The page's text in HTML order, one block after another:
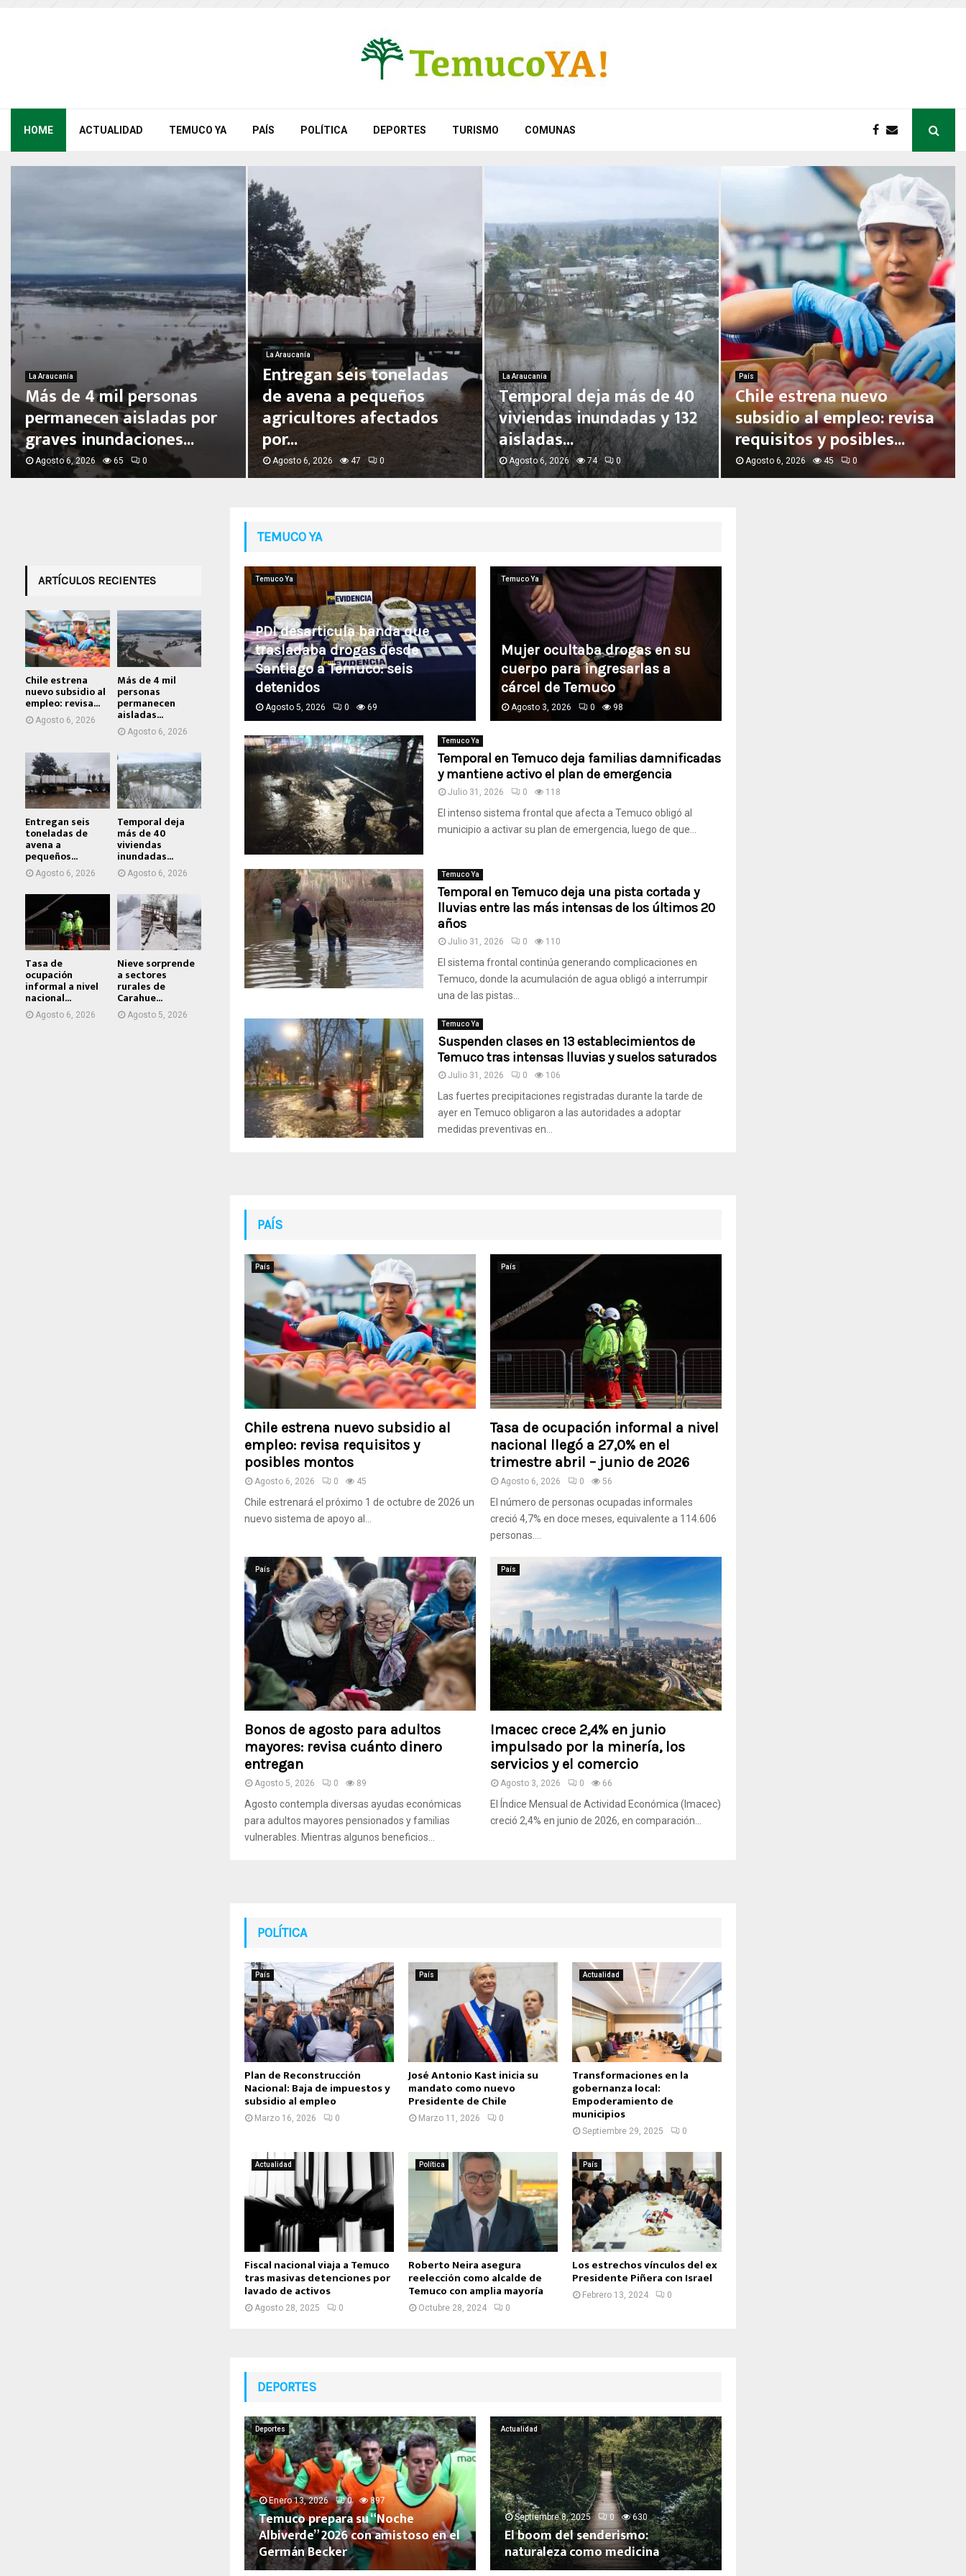
HOME ACTUALIDAD TEMUCO YA PAÍS POLÍTICA DEPORTES TURISMO COMUNAS
La Araucanía
Más de 4 mil personas
permanecen aisladas por
graves inundaciones...
Agosto 6, 2026 65 0
La Araucanía
Entregan seis toneladas
de avena a pequeños
agricultores afectados
por...
Agosto 6, 2026 47 0
La Araucanía
Temporal deja más de 40
viviendas inundadas y 132
aisladas...
Agosto 6, 2026 74 0
País
Chile estrena nuevo
subsidio al empleo: revisa
requisitos y posibles...
Agosto 6, 2026 45 0
TEMUCO YA
Temuco Ya
PDI desarticula banda que
trasladaba drogas desde
Santiago a Temuco: seis
detenidos
Agosto 5, 2026 0 69
Temuco Ya
Mujer ocultaba drogas en su
cuerpo para ingresarlas a
cárcel de Temuco
Agosto 3, 2026 0 98
Temuco Ya
Temporal en Temuco deja familias damnificadas
y mantiene activo el plan de emergencia
Julio 31, 2026 0 118
El intenso sistema frontal que afecta a Temuco obligó al
municipio a activar su plan de emergencia, luego de que...
Temuco Ya
Temporal en Temuco deja una pista cortada y
lluvias entre las más intensas de los últimos 20
años
Julio 31, 2026 0 110
El sistema frontal continúa generando complicaciones en
Temuco, donde la acumulación de agua obligó a interrumpir
una de las pistas...
Temuco Ya
Suspenden clases en 13 establecimientos de
Temuco tras intensas lluvias y suelos saturados
Julio 31, 2026 0 106
Las fuertes precipitaciones registradas durante la tarde de
ayer en Temuco obligaron a las autoridades a adoptar
medidas preventivas en...
PAÍS
País
Chile estrena nuevo subsidio al
empleo: revisa requisitos y
posibles montos
Agosto 6, 2026 0 45
Chile estrenará el próximo 1 de octubre de 2026 un
nuevo sistema de apoyo al...
País
Tasa de ocupación informal a nivel
nacional llegó a 27,0% en el
trimestre abril – junio de 2026
Agosto 6, 2026 0 56
El número de personas ocupadas informales
creció 4,7% en doce meses, equivalente a 114.606
personas....
País
Bonos de agosto para adultos
mayores: revisa cuánto dinero
entregan
Agosto 5, 2026 0 89
Agosto contempla diversas ayudas económicas
para adultos mayores pensionados y familias
vulnerables. Mientras algunos beneficios...
País
Imacec crece 2,4% en junio
impulsado por la minería, los
servicios y el comercio
Agosto 3, 2026 0 66
El Índice Mensual de Actividad Económica (Imacec)
creció 2,4% en junio de 2026, en comparación...
POLÍTICA
País
Plan de Reconstrucción
Nacional: Baja de impuestos y
subsidio al empleo
Marzo 16, 2026 0
País
José Antonio Kast inicia su
mandato como nuevo
Presidente de Chile
Marzo 11, 2026 0
Actualidad
Transformaciones en la
gobernanza local:
Empoderamiento de
municipios
Septiembre 29, 2025 0
Actualidad
Fiscal nacional viaja a Temuco
tras masivas detenciones por
lavado de activos
Agosto 28, 2025 0
Política
Roberto Neira asegura
reelección como alcalde de
Temuco con amplia mayoría
Octubre 28, 2024 0
País
Los estrechos vínculos del ex
Presidente Piñera con Israel
Febrero 13, 2024 0
DEPORTES
Deportes
Enero 13, 2026 0 897
Temuco prepara su “Noche
Albiverde” 2026 con amistoso en el
Germán Becker
Actualidad
Septiembre 8, 2025 0 630
El boom del senderismo:
naturaleza como medicina
ARTÍCULOS RECIENTES
Chile estrena
nuevo subsidio al
empleo: revisa...
Agosto 6, 2026
Más de 4 mil
personas
permanecen
aisladas...
Agosto 6, 2026
Entregan seis
toneladas de
avena a
pequeños...
Agosto 6, 2026
Temporal deja
más de 40
viviendas
inundadas...
Agosto 6, 2026
Tasa de
ocupación
informal a nivel
nacional...
Agosto 6, 2026
Nieve sorprende
a sectores
rurales de
Carahue...
Agosto 5, 2026